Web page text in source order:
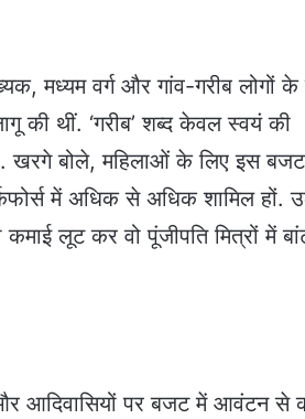
मध्यम वर्ग और गांव-गरीब लोगों के
की थीं. ‘गरीब’ शब्द केवल स्वयं की
खरगे बोले, महिलाओं के लिए इस
में अधिक से अधिक शामिल हों.
लूट कर वो पूंजीपति मित्रों में
आदिवासियों पर बजट में आवंटन से